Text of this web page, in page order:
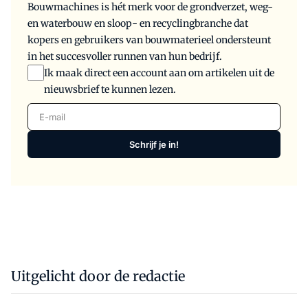
Bouwmachines is hét merk voor de grondverzet, weg-
en waterbouw en sloop- en recyclingbranche dat
kopers en gebruikers van bouwmaterieel ondersteunt
in het succesvoller runnen van hun bedrijf.
Ik maak direct een account aan om artikelen uit de
nieuwsbrief te kunnen lezen.
E-mail
Schrijf je in!
Uitgelicht door de redactie